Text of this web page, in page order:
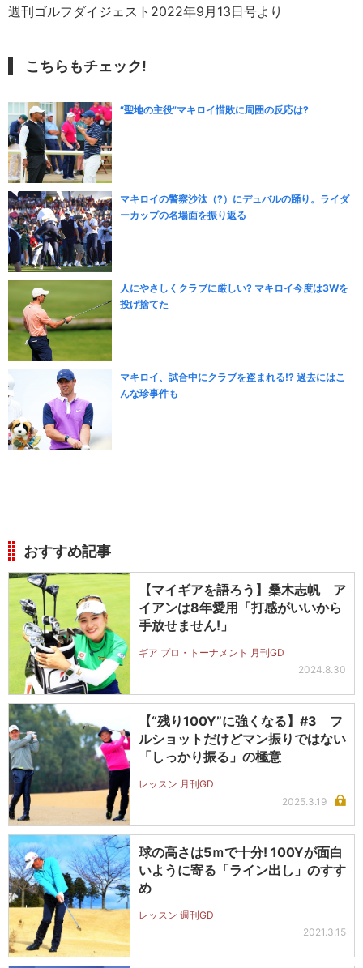
週刊ゴルフダイジェスト2022年9月13日号より
こちらもチェック!
“聖地の主役”マキロイ惜敗に周囲の反応は?
マキロイの警察沙汰（?）にデュバルの踊り。ライダ
ーカップの名場面を振り返る
人にやさしくクラブに厳しい? マキロイ今度は3Wを
投げ捨てた
マキロイ、試合中にクラブを盗まれる!? 過去にはこ
んな珍事件も
おすすめ記事
【マイギアを語ろう】桑木志帆 ア
イアンは8年愛用「打感がいいから
手放せません!」
ギア プロ・トーナメント 月刊GD
2024.8.30
【“残り100Y”に強くなる】#3 フ
ルショットだけどマン振りではない
「しっかり振る」の極意
レッスン 月刊GD
2025.3.19
球の高さは5ｍで十分! 100Yが面白
いように寄る「ライン出し」のすす
め
レッスン 週刊GD
2021.3.15